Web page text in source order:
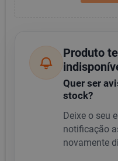
Produto
Quer ser
stock?
Deixe o seu
notificação
novamente